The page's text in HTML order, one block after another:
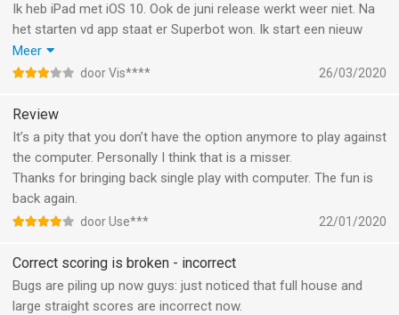
Ik heb iPad met iOS 10. Ook de juni release werkt weer niet. Na
het starten vd app staat er Superbot won. Ik start een nieuw
spel en er verschijnt geen avatar van mij en game center zoekt
wel naar spelers maar er verschijnen er geen.
Prima spel.
Nu weer een bug. Het spel start niet als iedereen op start heeft
gedrukt. Ook al zijn er 4 spelers.
Nog een vraag: hoe schakel,je de robot in om voor je te gooien
en als die gooit, kan je zelf dan nog een keuze maken?
Meer
door Vis**** 26/03/2020
Review
It’s a pity that you don’t have the option anymore to play against
the computer. Personally I think that is a misser.
Thanks for bringing back single play with computer. The fun is
back again.
door Use*** 22/01/2020
Correct scoring is broken - incorrect
Bugs are piling up now guys: just noticed that full house and
large straight scores are incorrect now.